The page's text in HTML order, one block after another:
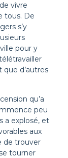
vivre
tous. De
s’y
pour y
d’autres
qu’a
peu
a explosé, et
aux
de trouver
tourner